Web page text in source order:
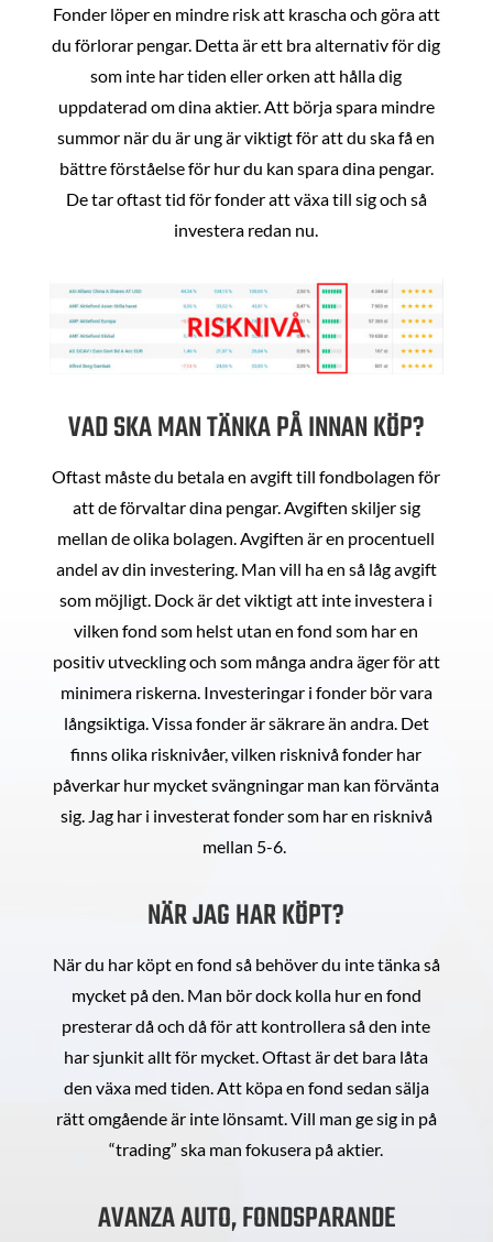
Fonder löper en mindre risk att krascha och göra att
du förlorar pengar. Detta är ett bra alternativ för dig
som inte har tiden eller orken att hålla dig
uppdaterad om dina aktier. Att börja spara mindre
summor när du är ung är viktigt för att du ska få en
bättre förståelse för hur du kan spara dina pengar.
De tar oftast tid för fonder att växa till sig och så
investera redan nu.
VAD SKA MAN TÄNKA PÅ INNAN KÖP?
Oftast måste du betala en avgift till fondbolagen för
att de förvaltar dina pengar. Avgiften skiljer sig
mellan de olika bolagen. Avgiften är en procentuell
andel av din investering. Man vill ha en så låg avgift
som möjligt. Dock är det viktigt att inte investera i
vilken fond som helst utan en fond som har en
positiv utveckling och som många andra äger för att
minimera riskerna. Investeringar i fonder bör vara
långsiktiga. Vissa fonder är säkrare än andra. Det
finns olika risknivåer, vilken risknivå fonder har
påverkar hur mycket svängningar man kan förvänta
sig. Jag har i investerat fonder som har en risknivå
mellan 5-6.
NÄR JAG HAR KÖPT?
När du har köpt en fond så behöver du inte tänka så
mycket på den. Man bör dock kolla hur en fond
presterar då och då för att kontrollera så den inte
har sjunkit allt för mycket. Oftast är det bara låta
den växa med tiden. Att köpa en fond sedan sälja
rätt omgående är inte lönsamt. Vill man ge sig in på
“trading” ska man fokusera på aktier.
AVANZA AUTO, FONDSPARANDE